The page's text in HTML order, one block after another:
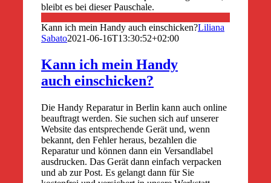
bleibt es bei dieser Pauschale.
Kann ich mein Handy auch einschicken?Liliana
Sabato2021-06-16T13:30:52+02:00
Kann ich mein Handy
auch einschicken?
Die Handy Reparatur in Berlin kann auch online
beauftragt werden. Sie suchen sich auf unserer
Website das entsprechende Gerät und, wenn
bekannt, den Fehler heraus, bezahlen die
Reparatur und können dann ein Versandlabel
ausdrucken. Das Gerät dann einfach verpacken
und ab zur Post. Es gelangt dann für Sie